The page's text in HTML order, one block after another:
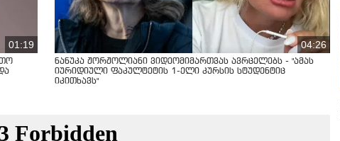
01:19 04:26
ნანუკა ჟორჟოლიანი ვიდეომიმართვას ავრცელებს - "ამას
იურიდიული ფაკულტეტის 1-ელი კურსის სტუდენტიც
იკითხავს"